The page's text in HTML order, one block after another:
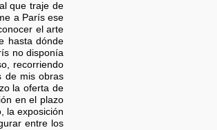
que traje de
a París ese
el arte
hasta dónde
no disponía
recorriendo
de mis obras
la oferta de
en el plazo
la exposición
entre los